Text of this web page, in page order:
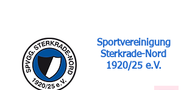
Sportvereinigung
Sterkrade-Nord
1920/25 e.V.